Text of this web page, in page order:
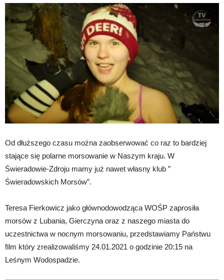
Od dłuższego czasu można zaobserwować co raz to bardziej
stające się polarne morsowanie w Naszym kraju. W
Świeradowie-Zdroju mamy już nawet własny klub ”
Świeradowskich Morsów”.
Teresa Fierkowicz jako głównodowodząca WOŚP zaprosiła
morsów z Lubania, Gierczyna oraz z naszego miasta do
uczestnictwa w nocnym morsowaniu, przedstawiamy Państwu
film który zrealizowaliśmy 24.01.2021 o godzinie 20:15 na
Leśnym Wodospadzie.